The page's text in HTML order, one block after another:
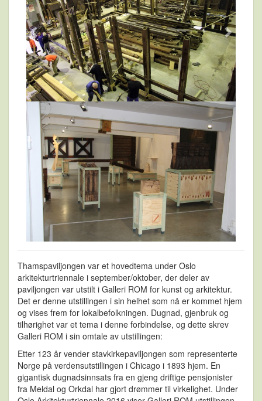
Thamspaviljongen var et hovedtema under Oslo
arkitekturtriennale i september/oktober, der deler av
paviljongen var utstilt i Galleri ROM for kunst og arkitektur.
Det er denne utstillingen i sin helhet som nå er kommet hjem
og vises frem for lokalbefolkningen. Dugnad, gjenbruk og
tilhørighet var et tema i denne forbindelse, og dette skrev
Galleri ROM i sin omtale av utstillingen:
Etter 123 år vender stavkirkepaviljongen som representerte
Norge på verdensutstillingen i Chicago i 1893 hjem. En
gigantisk dugnadsinnsats fra en gjeng driftige pensjonister
fra Meldal og Orkdal har gjort drømmer til virkelighet. Under